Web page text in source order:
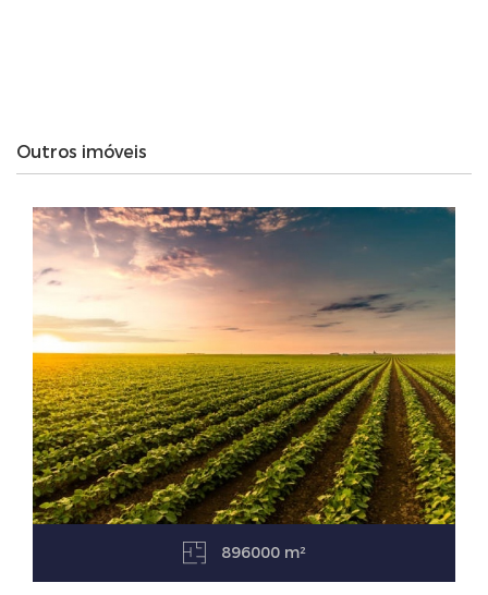
Outros imóveis
896000 m²